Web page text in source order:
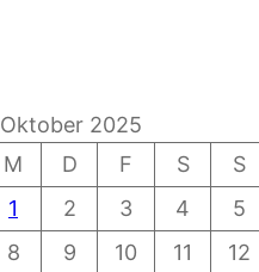
Oktober 2025
M D F S
S
1
2 3 4
5
8 9 10 11
12